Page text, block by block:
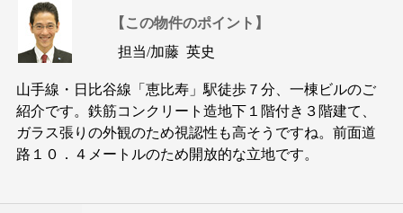
【この物件のポイント】
担当/加藤 英史
山手線・日比谷線「恵比寿」駅徒歩７分、一棟ビルのご
紹介です。鉄筋コンクリート造地下１階付き３階建て、
ガラス張りの外観のため視認性も高そうですね。前面道
路１０．４メートルのため開放的な立地です。